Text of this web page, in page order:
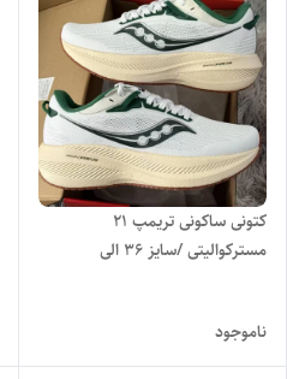
کتونی ساکونی تریمپ 21
مسترکوالیتی /سایز 36 الی
ناموجود